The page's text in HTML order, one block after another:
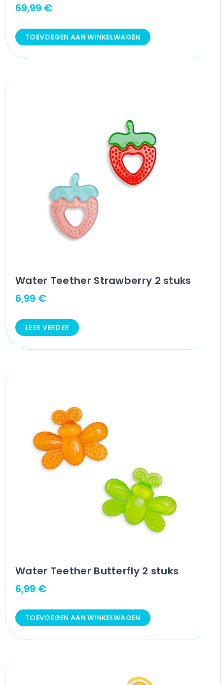
69,99 €
TOEVOEGEN AAN WINKELWAGEN
Water Teether Strawberry 2 stuks
6,99 €
LEES VERDER
Water Teether Butterfly 2 stuks
6,99 €
TOEVOEGEN AAN WINKELWAGEN